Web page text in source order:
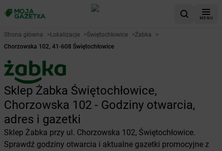
MENU
Strona główna >Lokalizacje >Świętochłowice >Żabka
>
Chorzowska 102, 41-608 Świętochłowice
Sklep Żabka Świętochłowice,
Chorzowska 102 - Godziny otwarcia,
adres i gazetki
Sklep Żabka przy ul. Chorzowska 102, Świętochłowice.
Sprawdź godziny otwarcia i aktualne gazetki promocyjne z